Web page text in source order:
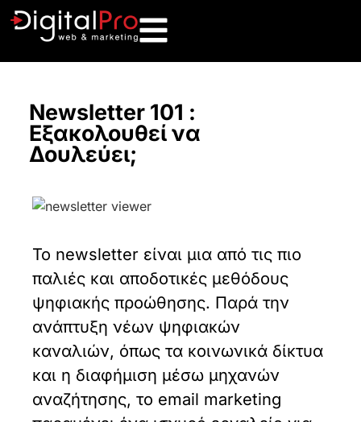
Newsletter 101 :
Εξακολουθεί να
Δουλεύει;
Το newsletter είναι μια από τις πιο
παλιές και αποδοτικές μεθόδους
ψηφιακής προώθησης. Παρά την
ανάπτυξη νέων ψηφιακών
καναλιών, όπως τα κοινωνικά δίκτυα
και η διαφήμιση μέσω μηχανών
αναζήτησης, το email marketing